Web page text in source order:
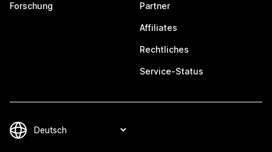
Forschung Partner
Affiliates
Rechtliches
Service-Status